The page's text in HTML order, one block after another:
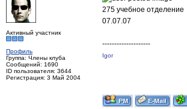
Активный участник
Профиль
Группа: Члены клуба
Сообщений: 1690
ID пользователя: 3644
Регистрация: 3 Май 2004
275 учебное отделение
07.07.07
--------------------
Igor